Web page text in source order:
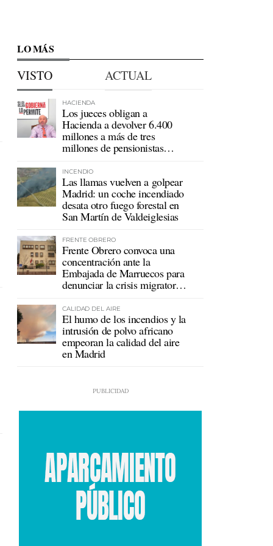
LO MÁS
VISTO ACTUAL
HACIENDA
Los jueces obligan a
Hacienda a devolver 6.400
millones a más de tres
millones de pensionistas
INCENDIO
Las llamas vuelven a golpear
Madrid: un coche incendiado
desata otro fuego forestal en
San Martín de Valdeiglesias
FRENTE OBRERO
Frente Obrero convoca una
concentración ante la
Embajada de Marruecos para
denunciar la crisis migratoria
CALIDAD DEL AIRE
El humo de los incendios y la
intrusión de polvo africano
empeoran la calidad del aire
en Madrid